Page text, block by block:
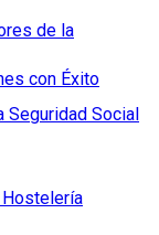
de la
con Éxito
Seguridad Social